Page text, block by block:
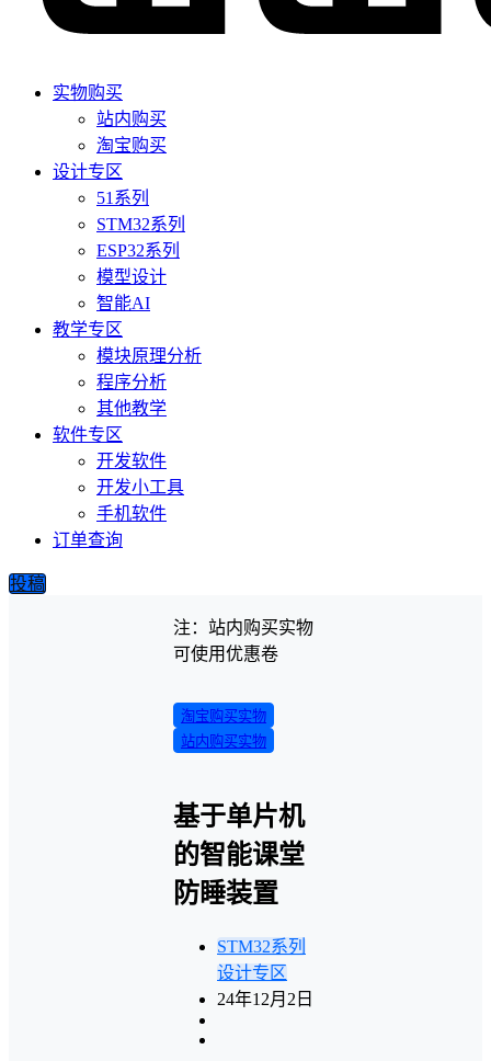
实物购买
站内购买
淘宝购买
设计专区
51系列
STM32系列
ESP32系列
模型设计
智能AI
教学专区
模块原理分析
程序分析
其他教学
软件专区
开发软件
开发小工具
手机软件
订单查询
投稿
注：站内购买实物
可使用优惠卷
淘宝购买实物
站内购买实物
基于单片机
的智能课堂
防睡装置
STM32系列
设计专区
24年12月2日